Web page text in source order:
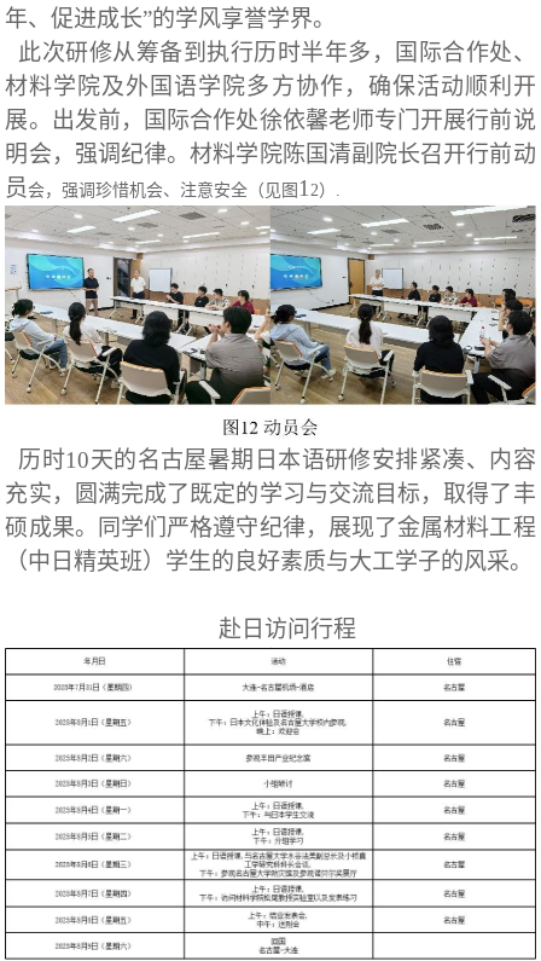
年、促进成长”的学风享誉学界。
此次研修从筹备到执行历时半年多，国际合作处、
材料学院及外国语学院多方协作，确保活动顺利开
展。出发前，国际合作处徐依馨老师专门开展行前说
明会，强调纪律。材料学院陈国清副院长召开行前动
员会，强调珍惜机会、注意安全（见图 1 2）.
历时10天的名古屋暑期日本语研修安排紧凑、内容
充实，圆满完成了既定的学习与交流目标，取得了丰
硕成果。同学们严格遵守纪律，展现了金属材料工程
（中日精英班）学生的良好素质与大工学子的风采。
赴日访问行程